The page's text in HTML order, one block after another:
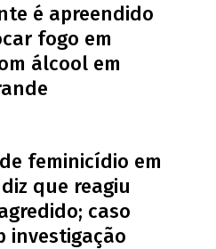
é apreendido
fogo em
álcool em
feminicídio em
que reagiu
caso
investigação